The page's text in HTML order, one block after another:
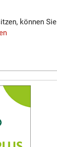
können Sie